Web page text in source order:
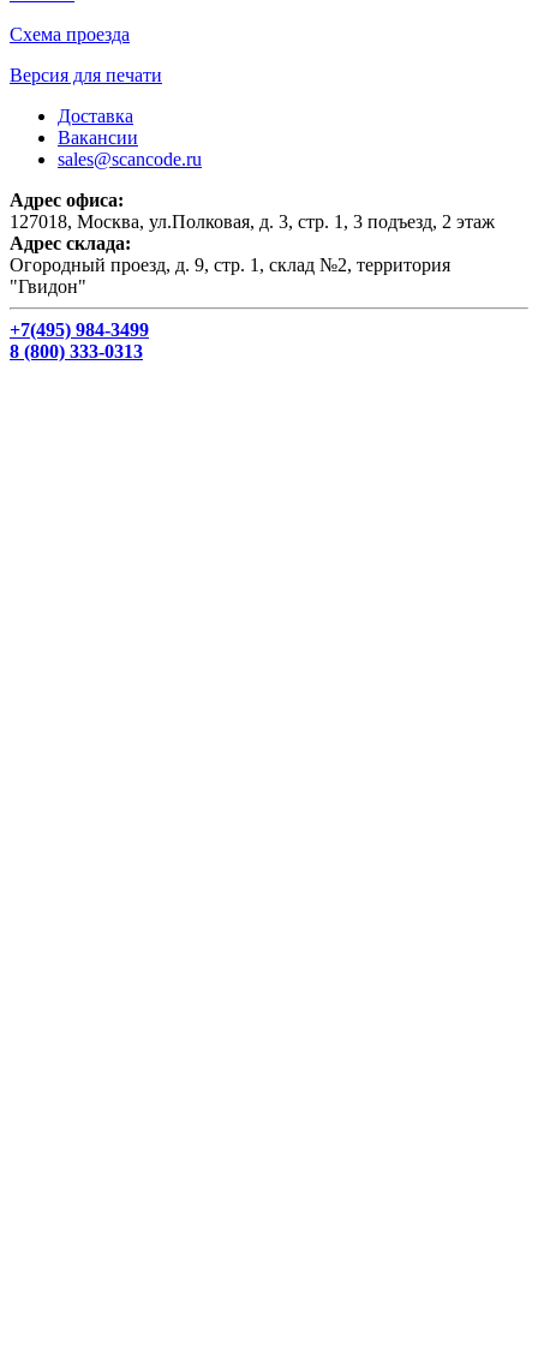
Схема проезда
Версия для печати
Доставка
Вакансии
sales@scancode.ru
Адрес офиса:
127018, Москва, ул.Полковая, д. 3, стр. 1, 3 подъезд, 2 этаж
Адрес склада:
Огородный проезд, д. 9, стр. 1, склад №2, территория
"Гвидон"
+7(495) 984-3499
8 (800) 333-0313